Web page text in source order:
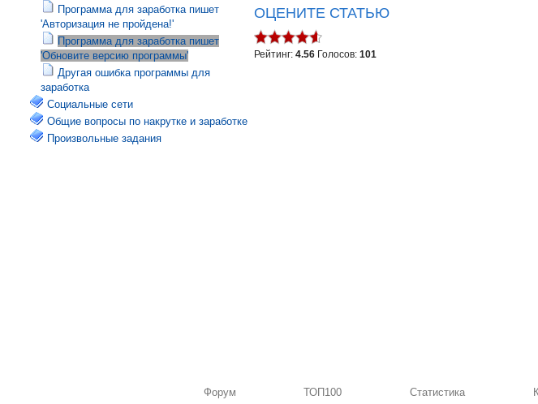
Программа для заработка пишет
'Авторизация не пройдена!'
Программа для заработка пишет
'Обновите версию программы'
Другая ошибка программы для
заработка
Социальные сети
Общие вопросы по накрутке и заработке
Произвольные задания
ОЦЕНИТЕ СТАТЬЮ
Рейтинг: 4.56 Голосов: 101
Форум ТОП100 Статистика